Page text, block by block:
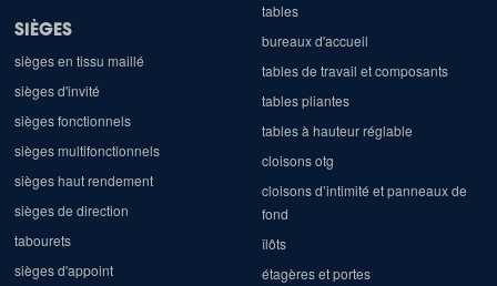
SIÈGES
sièges en tissu maillé
sièges d'invité
sièges fonctionnels
sièges multifonctionnels
sièges haut rendement
sièges de direction
tabourets
sièges d'appoint
tables
bureaux d'accueil
tables de travail et composants
tables pliantes
tables à hauteur réglable
cloisons otg
cloisons d’intimité et panneaux de
fond
îlôts
étagères et portes